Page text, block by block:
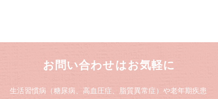
お問い合わせはお気軽に
生活習慣病（糖尿病、高血圧症、脂質異常症）や老年期疾患